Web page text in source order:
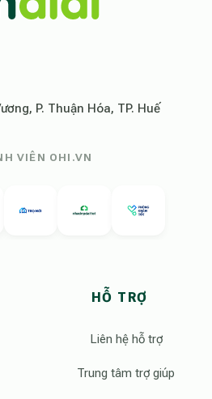
Facebook Official
P. Thuận Hóa, TP. Huế
VIÊN OHI.VN
HỖ TRỢ
Liên hệ hỗ trợ
Trung tâm trợ giúp